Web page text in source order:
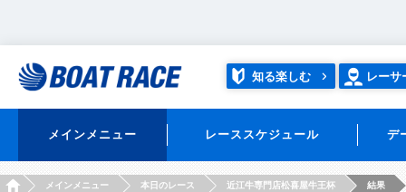
知る楽しむ レーサ
メインメニュー レーススケジュール デ
HOMEメインメニュー 本日のレース 近江牛専門店松喜屋牛王杯 結果